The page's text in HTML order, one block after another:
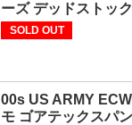
ーズ デッドストック
SOLD OUT
00s US ARMY
モ ゴアテックスパ